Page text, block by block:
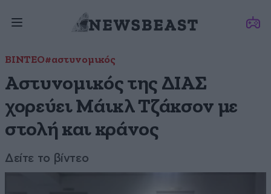
ΒΙΝΤΕΟ#αστυνομικός
Αστυνομικός της ΔΙΑΣ
χορεύει Μάικλ Τζάκσον με
στολή και κράνος
Δείτε το βίντεο